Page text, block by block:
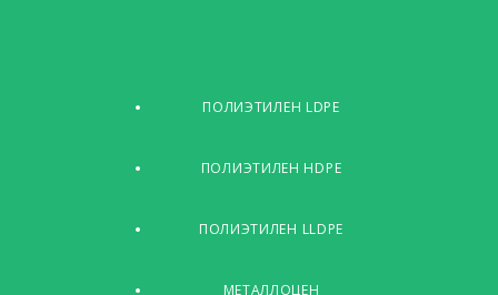
ПОЛИЭТИЛЕН LDPE
ПОЛИЭТИЛЕН HDPE
ПОЛИЭТИЛЕН LLDPE
МЕТАЛЛОЦЕН